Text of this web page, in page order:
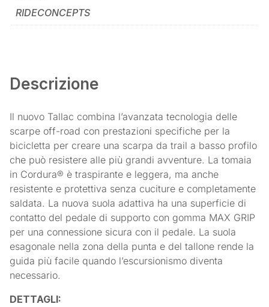
RIDECONCEPTS
Descrizione
Il nuovo Tallac combina l’avanzata tecnologia delle
scarpe off-road con prestazioni specifiche per la
bicicletta per creare una scarpa da trail a basso profilo
che può resistere alle più grandi avventure. La tomaia
in Cordura® è traspirante e leggera, ma anche
resistente e protettiva senza cuciture e completamente
saldata. La nuova suola adattiva ha una superficie di
contatto del pedale di supporto con gomma MAX GRIP
per una connessione sicura con il pedale. La suola
esagonale nella zona della punta e del tallone rende la
guida più facile quando l’escursionismo diventa
necessario.
DETTAGLI: